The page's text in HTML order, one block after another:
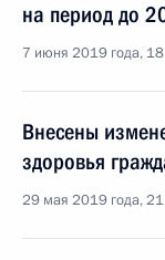
на период до
7 июня 2019 года,
Внесены
здоровья
29 мая 2019 года,